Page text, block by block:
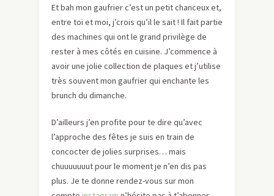
Et bah mon gaufrier c’est un petit chanceux et,
entre toi et moi, j’crois qu’il le sait ! Il fait partie
des machines qui ont le grand privilège de
rester à mes côtés en cuisine. J’commence à
avoir une jolie collection de plaques et j’utilise
très souvent mon gaufrier qui enchante les
brunch du dimanche.
D’ailleurs j’en profite pour te dire qu’avec
l’approche des fêtes je suis en train de
concocter de jolies surprises… mais
chuuuuuuut pour le moment je n’en dis pas
plus. Je te donne rendez-vous sur mon